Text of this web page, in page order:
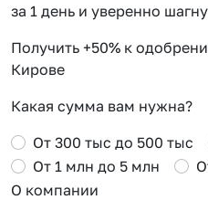
за 1 день и уверенно
Получить +50% к
Кирове
Какая сумма вам нужна?
От 300 тыс до 500 тыс
От 1 млн до 5 млн
О компании